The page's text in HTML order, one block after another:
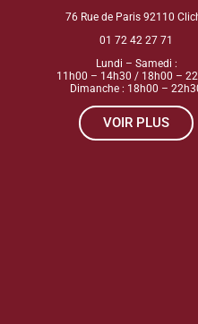
76 Rue de Paris 92110
01 72 42 27 71
Lundi – Samedi :
11h00 – 14h30 / 18h00 –
Dimanche : 18h00 –
VOIR PLUS